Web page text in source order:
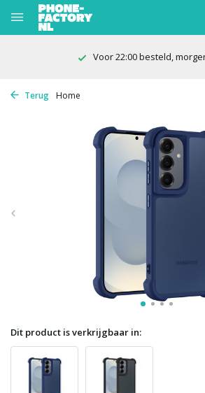
Voor 22:00 besteld,
Terug Home
Dit product is verkrijgbaar in: